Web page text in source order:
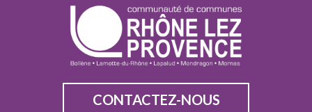
CONTACTEZ-NOUS